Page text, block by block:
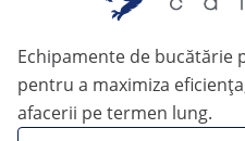
Echipamente de bucătărie
pentru a maximiza
afacerii pe termen lung.